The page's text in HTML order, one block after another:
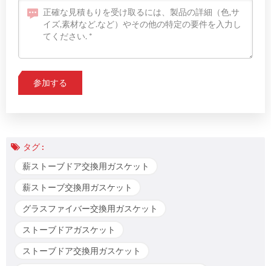
タグ :
薪ストーブドア交換用ガスケット
薪ストーブ交換用ガスケット
グラスファイバー交換用ガスケット
ストーブドアガスケット
ストーブドア交換用ガスケット